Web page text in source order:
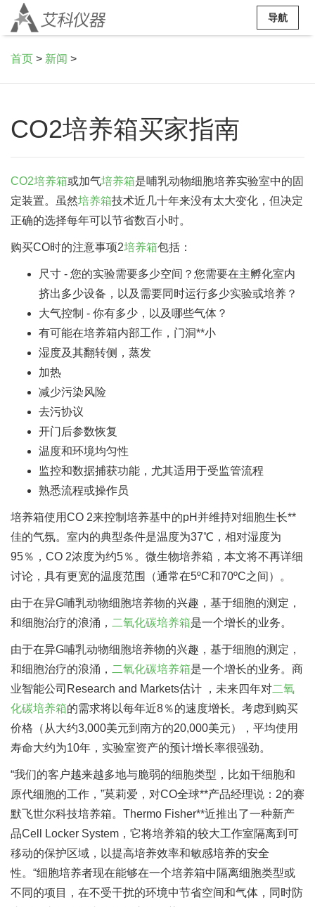
导航
首页 > 新闻 >
CO2培养箱买家指南
CO2培养箱或加气培养箱是哺乳动物细胞培养实验室中的固
定装置。虽然培养箱技术近几十年来没有太大变化，但决定
正确的选择每年可以节省数百小时。
购买CO时的注意事项2培养箱包括：
尺寸 - 您的实验需要多少空间？您需要在主孵化室内
挤出多少设备，以及需要同时运行多少实验或培养？
大气控制 - 你有多少，以及哪些气体？
有可能在培养箱内部工作，门洞**小
湿度及其翻转侧，蒸发
加热
减少污染风险
去污协议
开门后参数恢复
温度和环境均匀性
监控和数据捕获功能，尤其适用于受监管流程
熟悉流程或操作员
培养箱使用CO 2来控制培养基中的pH并维持对细胞生长**
佳的气氛。室内的典型条件是温度为37℃，相对湿度为
95％，CO 2浓度为约5％。微生物培养箱，本文将不再详细
讨论，具有更宽的温度范围（通常在5ºC和70ºC之间）。
由于在异G哺乳动物细胞培养物的兴趣，基于细胞的测定，
和细胞治疗的浪涌， 二氧化碳培养箱是一个增长的业务。
由于在异G哺乳动物细胞培养物的兴趣，基于细胞的测定，
和细胞治疗的浪涌， 二氧化碳培养箱是一个增长的业务。商
业智能公司Research and Markets估计 ，未来四年对二氧
化碳培养箱的需求将以每年近8％的速度增长。考虑到购买
价格（从大约3,000美元到南方的20,000美元），平均使用
寿命大约为10年，实验室资产的预计增长率很强劲。
“我们的客户越来越多地与脆弱的细胞类型，比如干细胞和
原代细胞的工作，”莫莉爱，对CO全球**产品经理说：2的赛
默飞世尔科技培养箱。Thermo Fisher**近推出了一种新产
品Cell Locker System，它将培养箱的较大工作室隔离到可
移动的保护区域，以提高培养效率和敏感培养的安全
性。“细胞培养者现在能够在一个培养箱中隔离细胞类型或
不同的项目，在不受干扰的环境中节省空间和气体，同时防